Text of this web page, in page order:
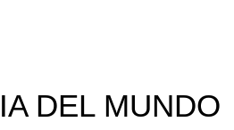
DEL MUNDO